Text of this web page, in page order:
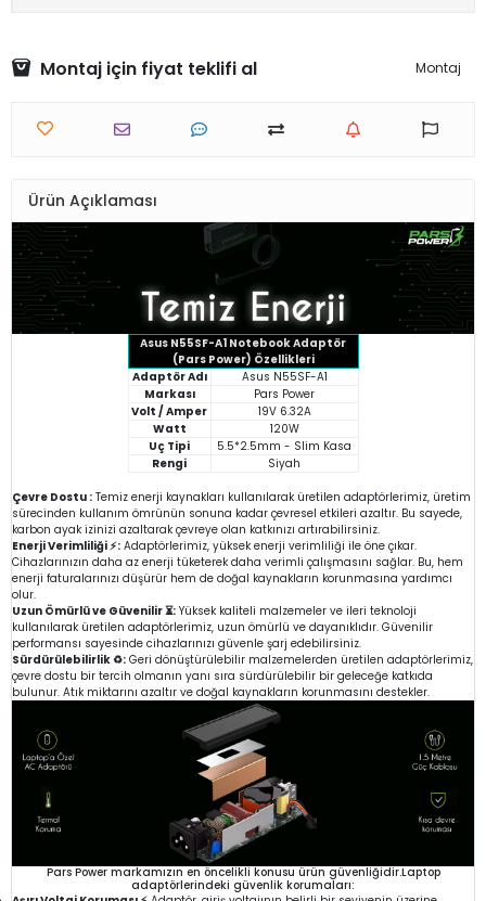
Montaj için fiyat teklifi al Montaj
Ürün Açıklaması
Asus N55SF-A1 Notebook Adaptör
(Pars Power) Özellikleri
Adaptör Adı
Asus N55SF-A1
Markası
Pars Power
Volt / Amper
19V 6.32A
Watt
120W
Uç Tipi
5.5*2.5mm - Slim Kasa
Rengi
Siyah
Çevre Dostu : Temiz enerji kaynakları kullanılarak üretilen adaptörlerimiz, üretim
sürecinden kullanım ömrünün sonuna kadar çevresel etkileri azaltır. Bu sayede,
karbon ayak izinizi azaltarak çevreye olan katkınızı artırabilirsiniz.
Enerji Verimliliği ⚡: Adaptörlerimiz, yüksek enerji verimliliği ile öne çıkar.
Cihazlarınızın daha az enerji tüketerek daha verimli çalışmasını sağlar. Bu, hem
enerji faturalarınızı düşürür hem de doğal kaynakların korunmasına yardımcı
olur.
Uzun Ömürlü ve Güvenilir ⏳: Yüksek kaliteli malzemeler ve ileri teknoloji
kullanılarak üretilen adaptörlerimiz, uzun ömürlü ve dayanıklıdır. Güvenilir
performansı sayesinde cihazlarınızı güvenle şarj edebilirsiniz.
Sürdürülebilirlik ♻️: Geri dönüştürülebilir malzemelerden üretilen adaptörlerimiz,
çevre dostu bir tercih olmanın yanı sıra sürdürülebilir bir geleceğe katkıda
bulunur. Atık miktarını azaltır ve doğal kaynakların korunmasını destekler.
Pars Power markamızın en öncelikli konusu ürün güvenliğidir.Laptop
adaptörlerindeki güvenlik korumaları: